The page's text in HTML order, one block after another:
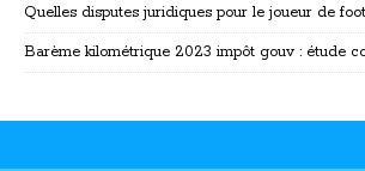
Quelles disputes juridiques pour le joueur de
Barème kilométrique 2023 impôt gouv : étude